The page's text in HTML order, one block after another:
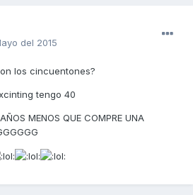
del 2015
los cincuentones?
tengo 40
MENOS QUE COMPRE UNA